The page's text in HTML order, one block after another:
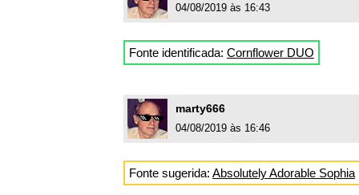
04/08/2019 às 16:43
Fonte identificada: Cornflower DUO
marty666
04/08/2019 às 16:46
Fonte sugerida: Absolutely Adorable Sophia